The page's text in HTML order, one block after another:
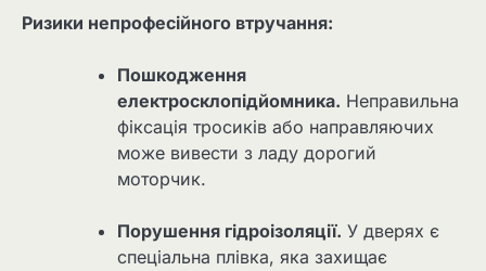
Ризики непрофесійного втручання:
Пошкодження
електросклопідйомника. Неправильна
фіксація тросиків або направляючих
може вивести з ладу дорогий
моторчик.
Порушення гідроізоляції. У дверях є
спеціальна плівка, яка захищає